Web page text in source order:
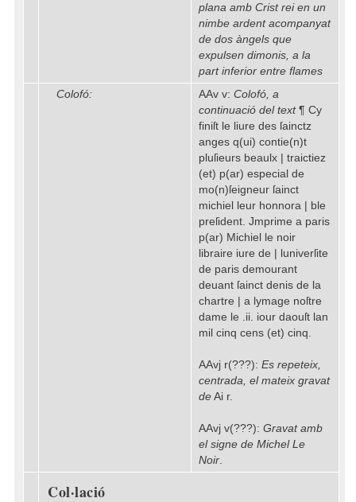
plana amb Crist rei en un
nimbe ardent acompanyat
de dos àngels que
expulsen dimonis, a la
part inferior entre flames
Colofó:
AAv v: Colofó, a
continuació del text¶ Cy
finiſt le liure des ſainctz
anges q(ui) contie(n)t
pluſieurs beaulx | traictiez
(et) p(ar) especial de
mo(n)ſeigneur ſainct
michiel leur honnora | ble
preſident. Jmprime a paris
p(ar) Michiel le noir
libraire iure de | luniverſite
de paris demourant
deuant ſainct denis de la
chartre | a lymage noſtre
dame le .ii. iour daouſt lan
mil cinq cens (et) cinq.
AAvj r(???): Es repeteix,
centrada, el mateix gravat
de Ai r.
AAvj v(???): Gravat amb
el signe de Michel Le
Noir.
Col·lació